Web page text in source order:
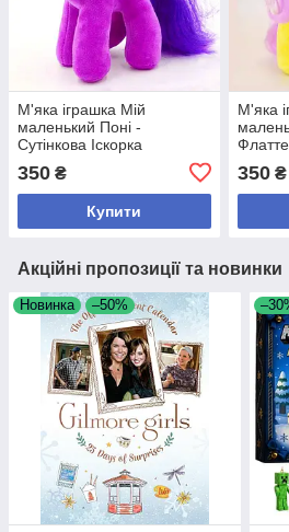
М'яка іграшка Мій
маленький Поні -
Сутінкова Іскорка
350 ₴
Купити
М'яка
350₴
Акційні пропозиції та новинки
Новинка –50%